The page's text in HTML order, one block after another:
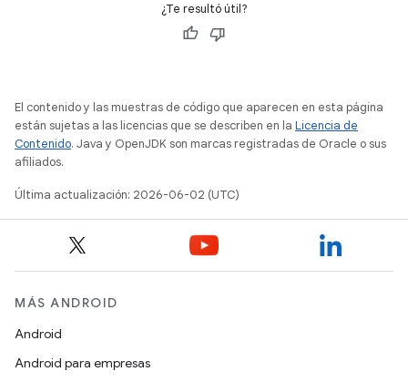
¿Te resultó útil?
El contenido y las muestras de código que aparecen en esta página
están sujetas a las licencias que se describen en la Licencia de
Contenido. Java y OpenJDK son marcas registradas de Oracle o sus
afiliados.
Última actualización: 2026-06-02 (UTC)
MÁS ANDROID
Android
Android para empresas